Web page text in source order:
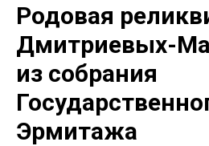
Родовая
Дмитриевых-
из собрания
Эрмитажа